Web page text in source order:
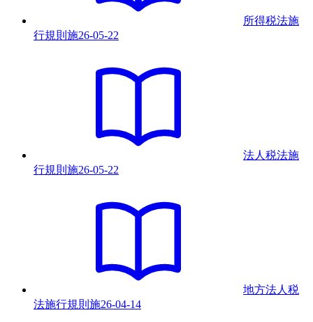
所得税法施
行規則 施26-05-22
法人税法施
行規則 施26-05-22
地方法人税
法施行規則 施26-04-14